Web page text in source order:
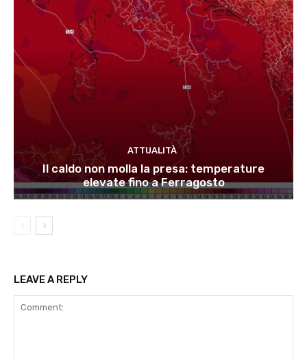
ATTUALITÀ
Il caldo non molla la presa: temperature
elevate fino a Ferragosto
LEAVE A REPLY